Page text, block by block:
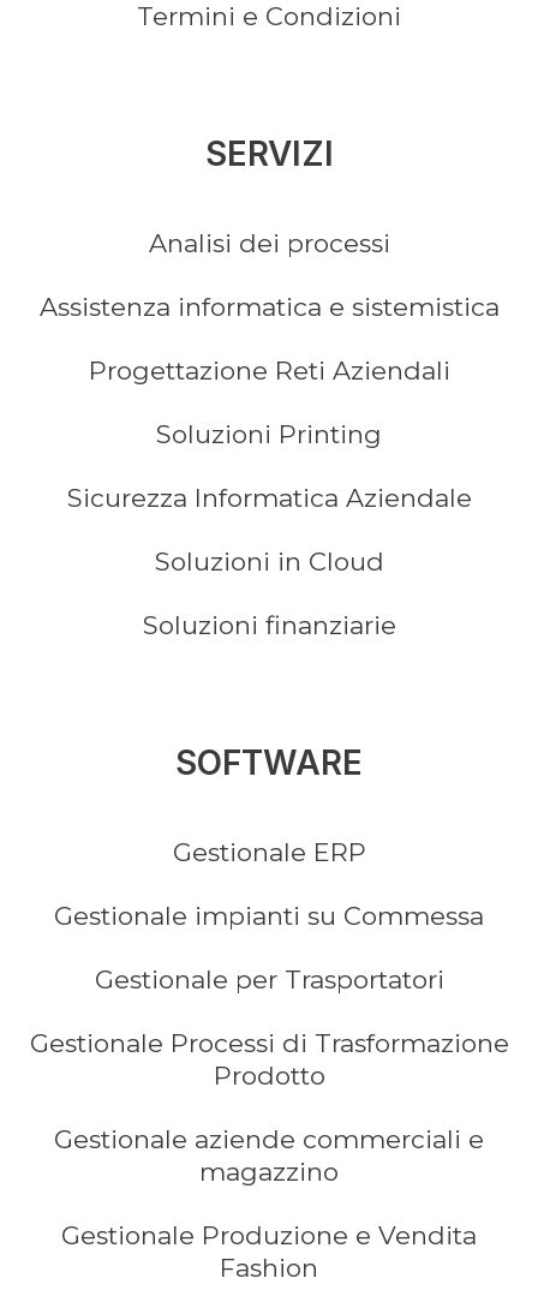
Termini e Condizioni
SERVIZI
Analisi dei processi
Assistenza informatica e sistemistica
Progettazione Reti Aziendali
Soluzioni Printing
Sicurezza Informatica Aziendale
Soluzioni in Cloud
Soluzioni finanziarie
SOFTWARE
Gestionale ERP
Gestionale impianti su Commessa
Gestionale per Trasportatori
Gestionale Processi di Trasformazione
Prodotto
Gestionale aziende commerciali e
magazzino
Gestionale Produzione e Vendita
Fashion